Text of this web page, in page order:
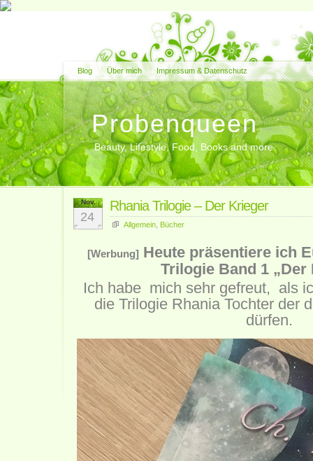
Blog Über mich Impressum & Datenschutz
Probenqueen
Beauty, Lifestyle, Food, Books and more
Nov.
24
Rhania Trilogie – Der Krieger
Allgemein Bücher
[Werbung] Heute präsentiere ich
Trilogie Band 1 „Der
Ich habe mich sehr gefreut, als
die Trilogie Rhania Tochter der
dürfen.